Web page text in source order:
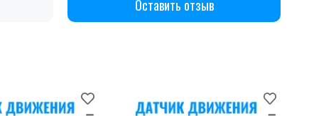
Оставить отзыв